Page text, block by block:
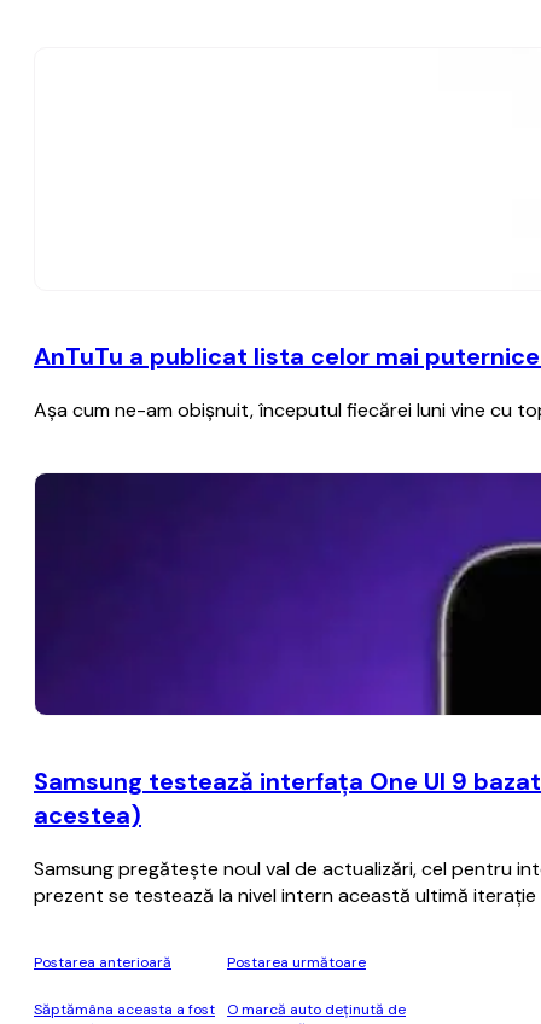
AnTuTu a publicat lista celor mai
Aşa cum ne-am obişnuit, începutul fiecărei luni vine cu
Samsung testează interfaţa One UI 9
acestea)
Samsung pregăteşte noul val de actualizări, cel pentru
prezent se testează la nivel intern această ultimă
Postarea anterioară
Săptămâna aceasta a fost
Postarea următoare
O marcă auto deţinută de